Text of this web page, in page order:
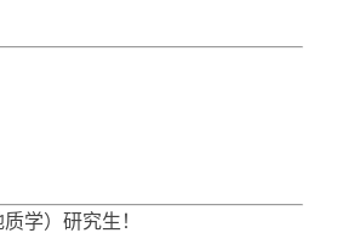
学）研究生！